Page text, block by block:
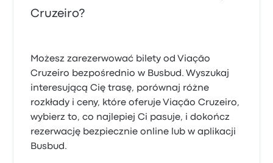
Cruzeiro?
Możesz zarezerwować bilety od Viação
Cruzeiro bezpośrednio w Busbud. Wyszukaj
interesującą Cię trasę, porównaj różne
rozkłady i ceny, które oferuje Viação Cruzeiro,
wybierz to, co najlepiej Ci pasuje, i dokończ
rezerwację bezpiecznie online lub w aplikacji
Busbud.